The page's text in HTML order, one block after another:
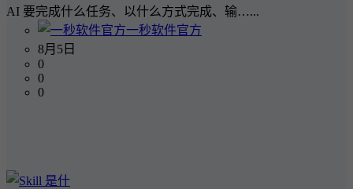
AI 要完成什么任务、以什么方式完成、输…...
一秒软件官方
8月5日
0
0
0